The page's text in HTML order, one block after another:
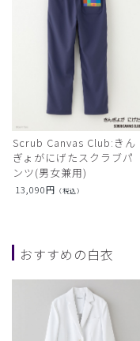
Scrub Canvas Club:きん
ぎょがにげたスクラブパ
ンツ(男女兼用)
13,090円 （税込）
おすすめの白衣